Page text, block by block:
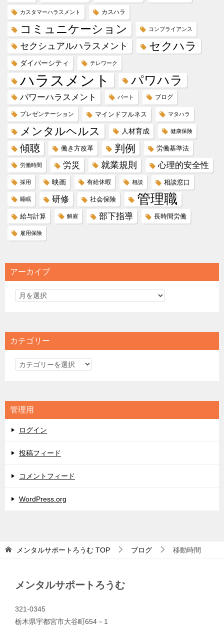
カスタマーハラスメント カスハラ
コミュニケーション コンプライアンス
セクシュアルハラスメント セクハラ
ダイバーシティ テレワーク
ハラスメント パワハラ
パワーハラスメント パート ブログ
プレゼンテーション マインドフルネス マタハラ
メンタルヘルス 人材育成 健康保険
傾聴 働き方改革 判例 労働基準法
労働時間 労災 就業規則 心理的安全性
採用 映画 有給休暇 相談 相談窓口
睡眠 研修 社会保険 管理職
給与計算 解雇 部下指導 長時間労働
雇用保険
アーカイブ
カテゴリー
カ
リ
ー
管理用
ログイン
投稿フィード
コメントフィード
WordPress.org
メンタルサポートろうむ TOP ブログ 移動時間
メンタルサポートろうむ
321-0345
栃木県宇都宮市大谷町654－1